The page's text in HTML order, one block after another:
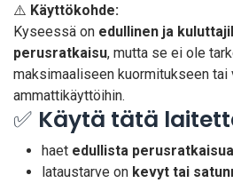
⚠️ Käyttökohde:
Kyseessä on edullinen ja
perusratkaisu, mutta se ei ole
maksimaaliseen kuormitukseen tai
ammattikäyttöihin.
✅ Käytä tätä
haet edullista perusratkaisua
lataustarve on kevyt tai